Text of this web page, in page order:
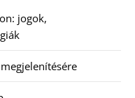
jogok,